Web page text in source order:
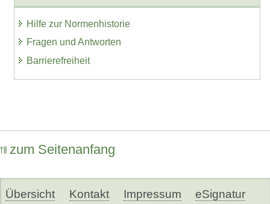
Hilfe zur Normenhistorie
Fragen und Antworten
Barrierefreiheit
zum Seitenanfang
Übersicht Kontakt Impressum eSignatur